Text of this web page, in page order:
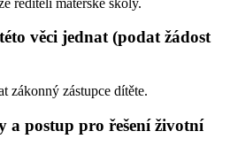
věci jednat (podat žádost
zákonný zástupce dítěte.
a postup pro řešení životní